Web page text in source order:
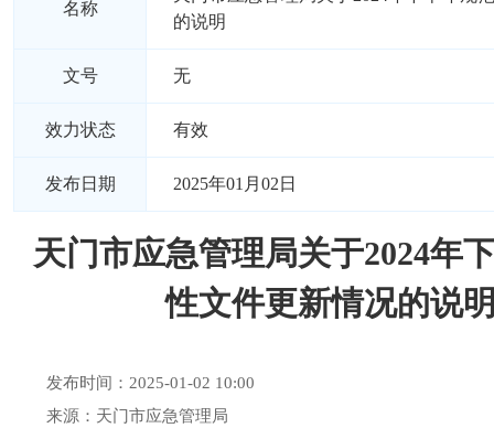
名称
的说明
文号 无
效力状态 有效
发布日期 2025年01月02日
天门市应急管理局关于2024年
性文件更新情况的说
发布时间：2025-01-02 10:00
来源：天门市应急管理局